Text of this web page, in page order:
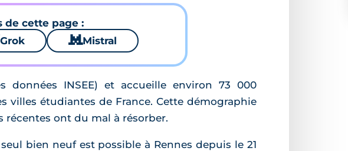
de cette page :
Grok 🐱 Mistral
données INSEE) et accueille environ 73 000
étudiantes de France. Cette démographie
ont du mal à résorber.
bien neuf est possible à Rennes depuis le 21